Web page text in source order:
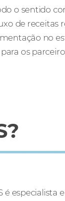
o sentido
de receitas
no
os
é